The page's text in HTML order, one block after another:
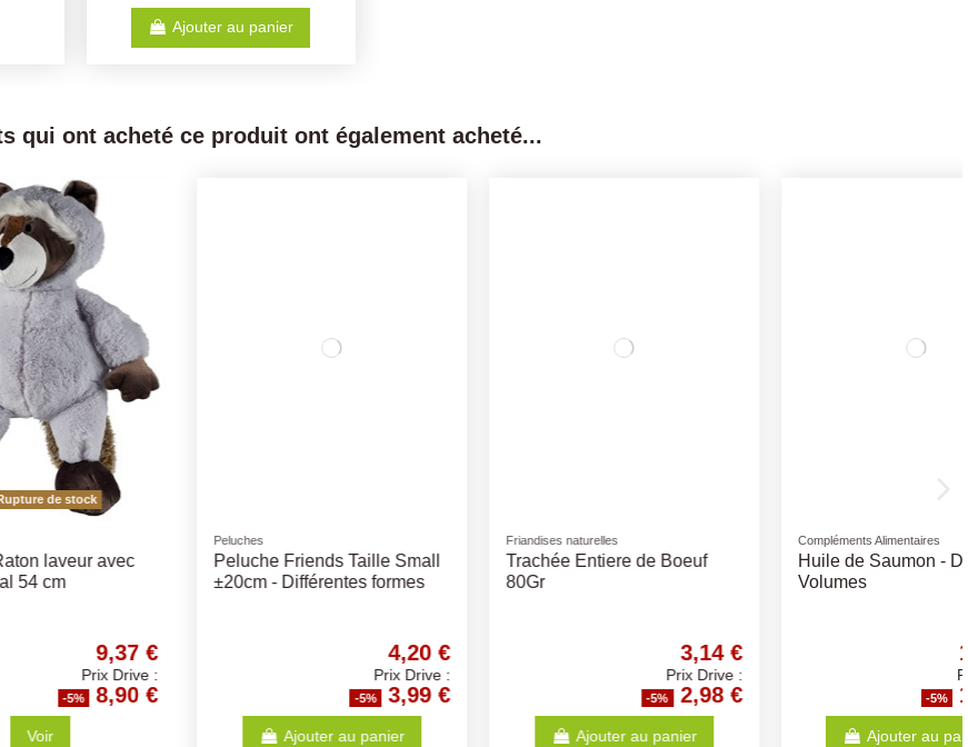
Ajouter au panier
qui ont acheté ce produit ont également acheté...
Compléments Alimentaires
Huile de Saumon - Différents
Ajouter au panier
Mélange Volaille Mix
Concassé 20 kg
Ajouter au panier
Friandises naturelles
Bois de Cerf Entier -
Différentes Tailles - friandise
6,50 €
Ajouter au panier